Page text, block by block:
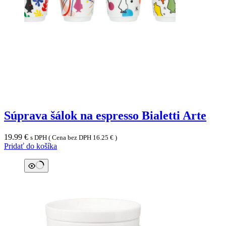
Súprava šálok na espresso Bialetti Arte
19.99 € s DPH ( Cena bez DPH 16.25 € )
Pridať do košíka